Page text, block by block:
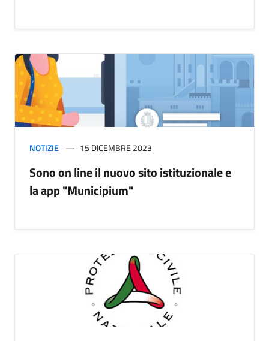
NOTIZIE 15 DICEMBRE 2023
Sono on line il nuovo sito istituzionale e
la app "Municipium"